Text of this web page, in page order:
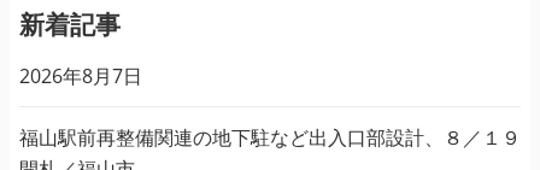
新着記事
2026年8月7日
福山駅前再整備関連の地下駐など出入口部設計、８／１９